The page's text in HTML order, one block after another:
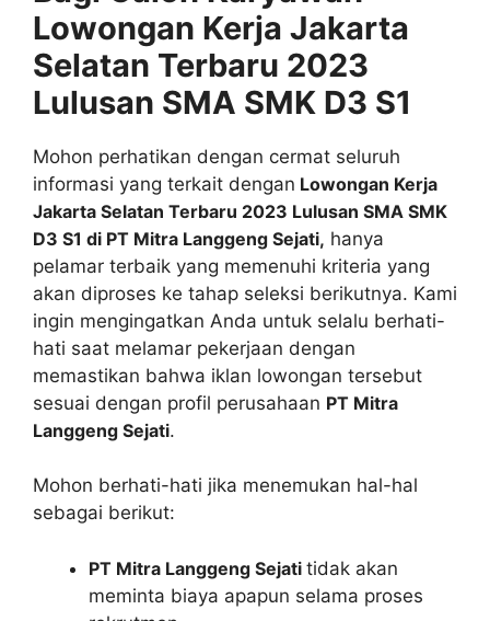
Lowongan Kerja Jakarta
Selatan Terbaru 2023
Lulusan SMA SMK D3 S1
Mohon perhatikan dengan cermat seluruh
informasi yang terkait dengan Lowongan Kerja
Jakarta Selatan Terbaru 2023 Lulusan SMA SMK
D3 S1 di PT Mitra Langgeng Sejati, hanya
pelamar terbaik yang memenuhi kriteria yang
akan diproses ke tahap seleksi berikutnya. Kami
ingin mengingatkan Anda untuk selalu berhati-
hati saat melamar pekerjaan dengan
memastikan bahwa iklan lowongan tersebut
sesuai dengan profil perusahaan PT Mitra
Langgeng Sejati.
Mohon berhati-hati jika menemukan hal-hal
sebagai berikut:
PT Mitra Langgeng Sejati tidak akan
meminta biaya apapun selama proses